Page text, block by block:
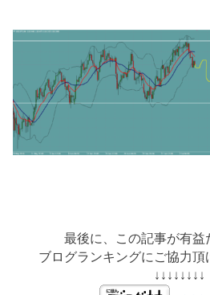
最後に、この記事が有益
ブログランキングにご協力頂
↓↓↓↓↓↓↓↓